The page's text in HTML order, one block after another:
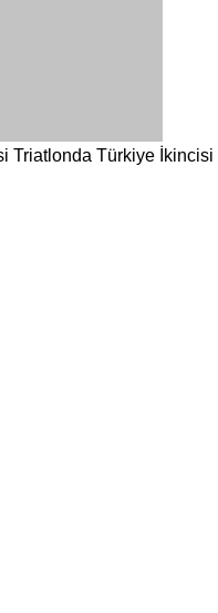
Triatlonda Türkiye İkincisi